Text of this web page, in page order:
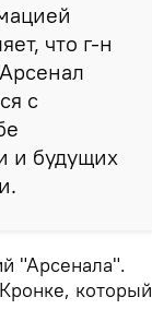
что г-н
с
и будущих
"Арсенала".
который